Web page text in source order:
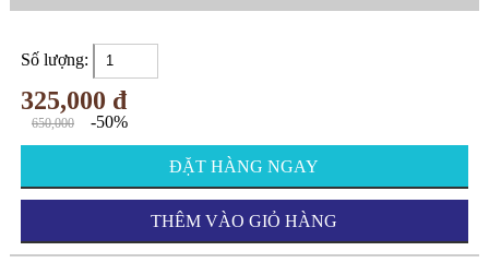
Số lượng:
325,000 đ
650,000 -50%
ĐẶT HÀNG NGAY
THÊM VÀO GIỎ HÀNG